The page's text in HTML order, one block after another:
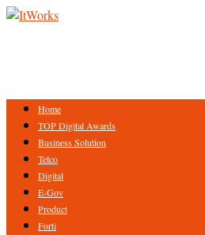
Home
TOP Digital Awards
Business Solution
Telco
Digital
E-Gov
Product
Forti